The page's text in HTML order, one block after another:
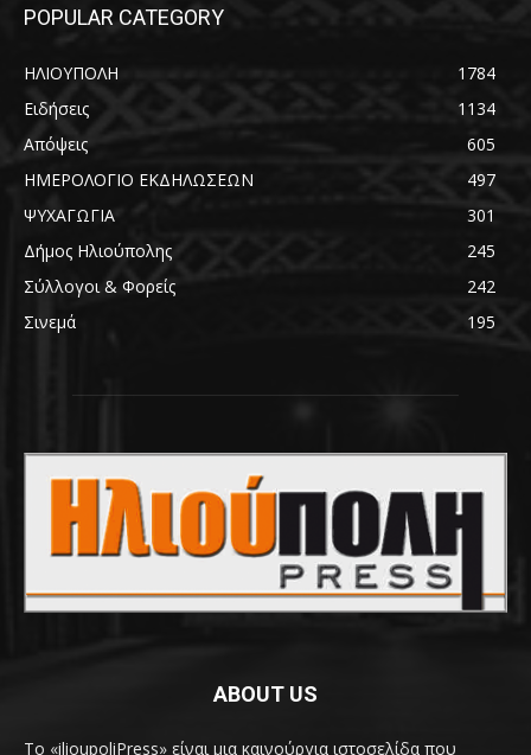
POPULAR CATEGORY
ΗΛΙΟΥΠΟΛΗ
1784
Ειδήσεις
1134
Απόψεις
605
ΗΜΕΡΟΛΟΓΙΟ ΕΚΔΗΛΩΣΕΩΝ
497
ΨΥΧΑΓΩΓΙΑ
301
Δήμος Ηλιούπολης
245
Σύλλογοι & Φορείς
242
Σινεμά
195
ABOUT US
Το «ilioupoliPress» είναι μια καινούργια ιστοσελίδα που